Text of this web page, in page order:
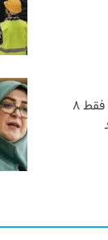
۷۵ درصد کودکان آنلاین‌اند؛ فقط ۸